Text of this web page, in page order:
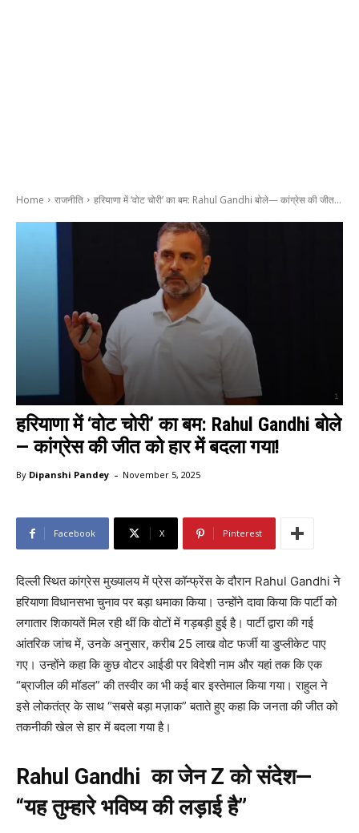
Home राजनीति हरियाणा में ‘वोट चोरी’ का बम: Rahul Gandhi बोले— कांग्रेस की जीत...
हरियाणा में ‘वोट चोरी’ का बम: Rahul Gandhi बोले
— कांग्रेस की जीत को हार में बदला गया!
By Dipanshi Pandey - November 5, 2025
Facebook X Pinterest
दिल्ली स्थित कांग्रेस मुख्यालय में प्रेस कॉन्फ्रेंस के दौरान Rahul Gandhi ने
हरियाणा विधानसभा चुनाव पर बड़ा धमाका किया। उन्होंने दावा किया कि पार्टी को
लगातार शिकायतें मिल रही थीं कि वोटों में गड़बड़ी हुई है। पार्टी द्वारा की गई
आंतरिक जांच में, उनके अनुसार, करीब 25 लाख वोट फर्जी या डुप्लीकेट पाए
गए। उन्होंने कहा कि कुछ वोटर आईडी पर विदेशी नाम और यहां तक कि एक
“ब्राजील की मॉडल” की तस्वीर का भी कई बार इस्तेमाल किया गया। राहुल ने
इसे लोकतंत्र के साथ “सबसे बड़ा मज़ाक” बताते हुए कहा कि जनता की जीत को
तकनीकी खेल से हार में बदला गया है।
Rahul Gandhi का जेन Z को संदेश—
“यह तुम्हारे भविष्य की लड़ाई है”